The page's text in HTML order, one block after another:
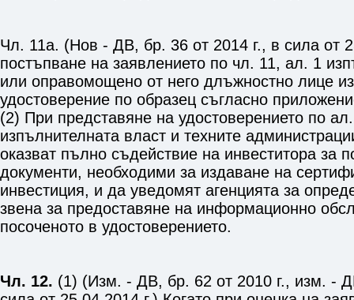
Чл. 11а. (Нов - ДВ, бр. 36 от 2014 г., в сила от
постъпване на заявлението по чл. 11, ал. 1
или оправомощено от него длъжностно лице
удостоверение по образец съгласно
(2) При представяне на удостоверението по
изпълнителната власт и техните
оказват пълно съдействие на инвеститора за
документи, необходими за издаване на
инвестиция, и да уведомят агенцията за
звена за предоставяне на информационно
посоченото в удостоверението.
Чл. 12. (1) (Изм. - ДВ, бр. 62 от 2010 г., изм. -